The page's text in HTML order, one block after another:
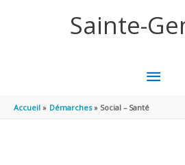
Sainte-
MENU
Accueil Démarches Social – Santé